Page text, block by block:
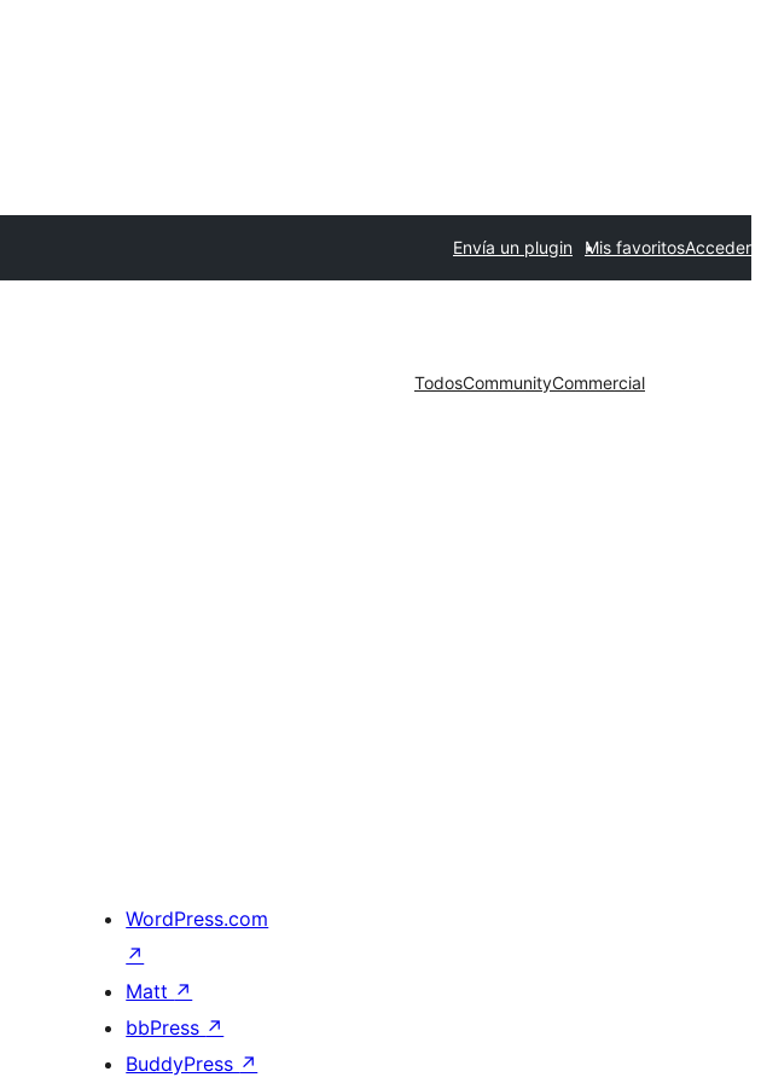
Envía un plugin Mis favoritosAcceder
TodosCommunityCommercial
WordPress.com
↗
Matt ↗
bbPress ↗
BuddyPress ↗